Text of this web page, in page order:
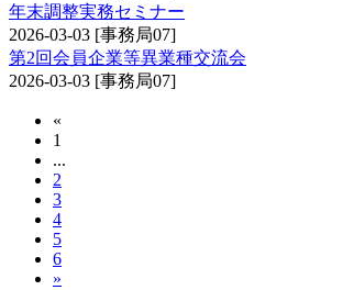
年末調整実務セミナー
2026-03-03 [事務局07]
第2回会員企業等異業種交流会
2026-03-03 [事務局07]
«
1
...
2
3
4
5
6
»